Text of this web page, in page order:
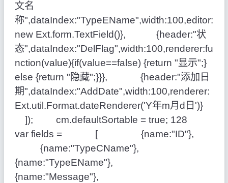
文名
称",dataIndex:"TypeEName",width:100,editor:
new Ext.form.TextField()}, {header:"状
态",dataIndex:"DelFlag",width:100,renderer:fu
nction(value){if(value==false) {return "显示";}
else {return "隐藏";}}}, {header:"添加日
期",dataIndex:"AddDate",width:100,renderer:
Ext.util.Format.dateRenderer('Y年m月d日')}
]); cm.defaultSortable = true; 128
var fields = [ {name:"ID"},
{name:"TypeCName"},
{name:"TypeEName"},
{name:"Message"},